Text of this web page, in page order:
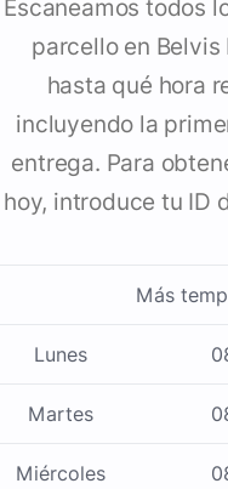
Escaneamos todos
parcello en
hasta qué hora
incluyendo la
entrega. Para
hoy, introduce tu ID
Más
Lunes
Martes
Miércoles